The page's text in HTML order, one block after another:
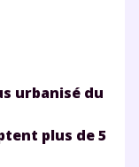
urbanisé du
plus de 5
Fermer